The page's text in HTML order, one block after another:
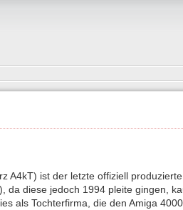
A4kT) ist der letzte offiziell
da diese jedoch 1994 pleite gingen,
als Tochterfirma, die den Amiga